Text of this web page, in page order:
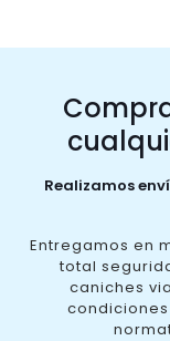
Realizamos
Entregamos en
total
caniches